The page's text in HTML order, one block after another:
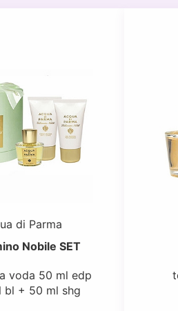
di Parma
Nobile SET
voda 50 ml edp
bl + 50 ml shg